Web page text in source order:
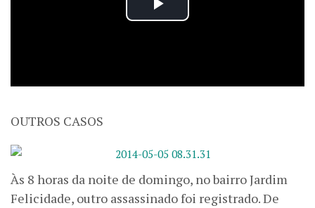
OUTROS CASOS
Às 8 horas da noite de domingo, no bairro Jardim
Felicidade, outro assassinado foi registrado. De